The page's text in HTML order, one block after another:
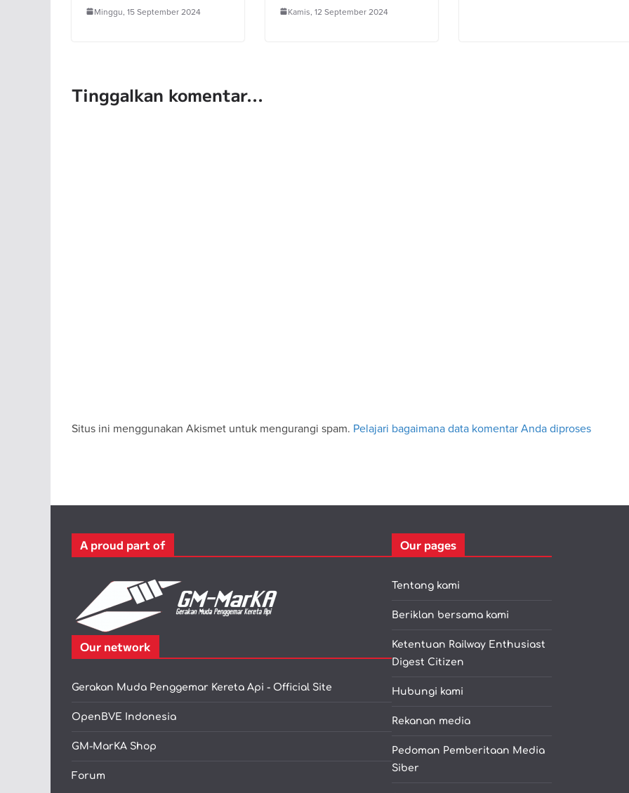
Minggu, 15 September 2024 Kamis, 12 September 2024
Tinggalkan komentar...
Situs ini menggunakan Akismet untuk mengurangi spam. Pelajari bagaimana data komentar Anda diproses
A proud part of
Our network
Gerakan Muda Penggemar Kereta Api - Official Site
OpenBVE Indonesia
GM-MarKA Shop
Forum
Our pages
Tentang kami
Beriklan bersama kami
Ketentuan Railway Enthusiast
Digest Citizen
Hubungi kami
Rekanan media
Pedoman Pemberitaan Media
Siber